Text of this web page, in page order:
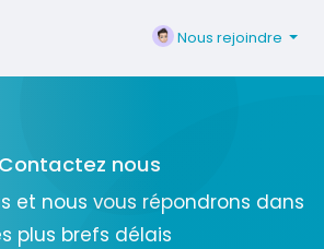
Nous rejoindre
Contactez nous
et nous vous répondrons dans
plus brefs délais